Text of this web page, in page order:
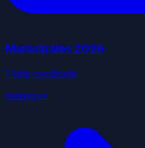
Municipales 2026
1 liste candidate
datagouv